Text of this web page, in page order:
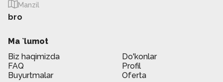
Manzil
bro
Ma `lumot
Biz haqimizda
Do'konlar
FAQ
Profil
Buyurtmalar
Oferta